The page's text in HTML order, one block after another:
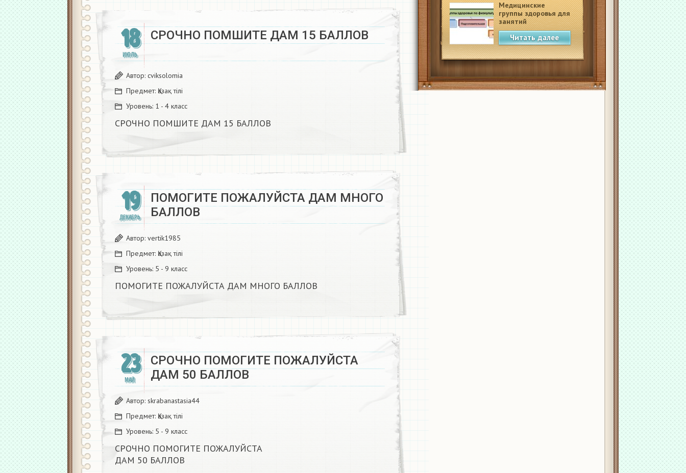
Медицинские
группы здоровья для
занятий
физкультурой в
школеЧитать далее
18
ИЮЛЬ
СРОЧНО ПОМШИТЕ ДАМ 15 БАЛЛОВ​
Автор: cviksolomia
Предмет: Қазақ тiлi
Уровень: 1 - 4 класс
СРОЧНО ПОМШИТЕ ДАМ 15 БАЛЛОВ​
19
ДЕКАБРЬ
ПОМОГИТЕ ПОЖАЛУЙСТА ДАМ МНОГО
БАЛЛОВ ​
Автор: vertik1985
Предмет: Қазақ тiлi
Уровень: 5 - 9 класс
ПОМОГИТЕ ПОЖАЛУЙСТА ДАМ МНОГО БАЛЛОВ ​
23
МАЙ
СРОЧНО ПОМОГИТЕ ПОЖАЛУЙСТА
ДАМ 50 БАЛЛОВ ​
Автор: skrabanastasia44
Предмет: Қазақ тiлi
Уровень: 5 - 9 класс
СРОЧНО ПОМОГИТЕ ПОЖАЛУЙСТА
ДАМ 50 БАЛЛОВ